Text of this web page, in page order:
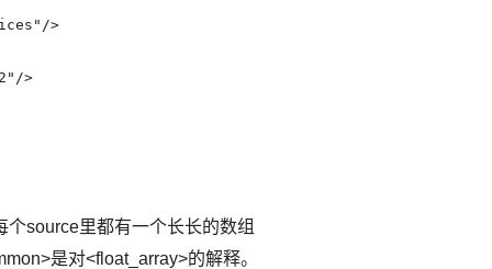
>
>
source里都有一个长长的数组
是对<float_array>的解释。